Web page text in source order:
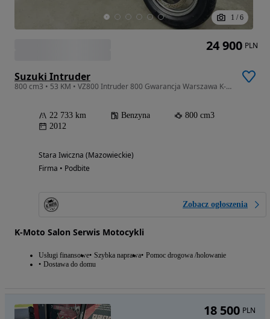
1 / 6
Suzuki Intruder
800 cm3 • 53 KM • VZ800 Intruder 800 Gwarancja Warszawa K-Moto
22 733 km Benzyna
800 cm3
2012
Stara Iwiczna (Mazowieckie)
Firma • Podbite
Zobacz ogłoszenia
K-Moto Salon Serwis Motocykli
Usługi finansowe Szybka naprawa Pomoc drogowa /holowanie
Dostawa do domu
24 900 PLN
18 500 PLN